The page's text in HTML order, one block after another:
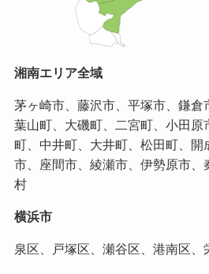
湘南エリア全域
茅ヶ崎市、藤沢市、平塚市、鎌倉
葉山町、大磯町、二宮町、小田原
町、中井町、大井町、松田町、開
市、座間市、綾瀬市、伊勢原市、
村
横浜市
泉区、戸塚区、瀬谷区、港南区、